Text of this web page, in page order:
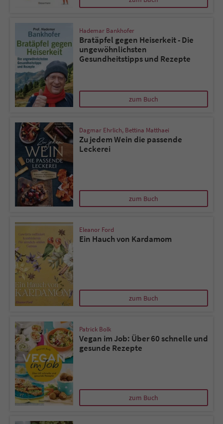
Hademar Bankhofer
Bratäpfel gegen Heiserkeit - Die
ungewöhnlichsten
Gesundheitstipps und Rezepte
zum Buch
Dagmar Ehrlich, Bettina Matthaei
Zu jedem Wein die passende
Leckerei
zum Buch
Eleanor Ford
Ein Hauch von Kardamom
zum Buch
Patrick Bolk
Vegan im Job: Über 60 schnelle und
gesunde Rezepte
zum Buch